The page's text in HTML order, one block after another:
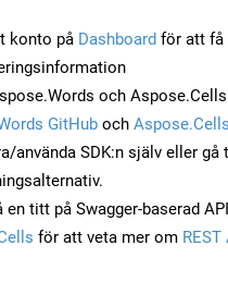
konto på Dashboard för att få
och
GitHub och
använda SDK:n själv eller gå
en titt på Swagger-baserad
för att veta mer om REST